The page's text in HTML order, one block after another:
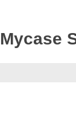
Mycase